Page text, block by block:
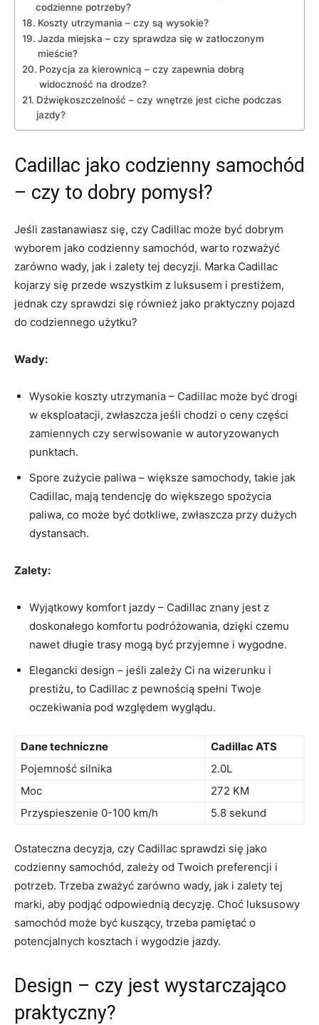
codzienne potrzeby?
Koszty utrzymania – czy ‍są wysokie?
Jazda⁣ miejska – czy sprawdza się w zatłoczonym
mieście?
Pozycja za kierownicą – czy zapewnia dobrą
widoczność na drodze?
Dźwiękoszczelność – czy wnętrze jest ciche podczas
jazdy?
Cadillac jako ⁣codzienny samochód
– czy to dobry pomysł?
Jeśli zastanawiasz⁣ się, czy Cadillac może być dobrym
⁤wyborem jako codzienny samochód, warto rozważyć
zarówno wady, jak i zalety tej decyzji. ⁤Marka Cadillac
kojarzy się przede wszystkim⁢ z luksusem ​i prestiżem,
jednak⁤ czy sprawdzi się również jako ‌praktyczny​ pojazd
do codziennego użytku?
Wady:
Wysokie koszty ⁤utrzymania – Cadillac może być drogi
w ​eksploatacji, zwłaszcza jeśli chodzi o​ ceny części
zamiennych czy serwisowanie w autoryzowanych
punktach.
Spore zużycie paliwa – większe samochody, takie jak‌
Cadillac, mają tendencję do większego spożycia
paliwa,⁣ co może być dotkliwe, zwłaszcza przy dużych
dystansach.
Zalety:
Wyjątkowy komfort jazdy – Cadillac ⁣znany jest z
‌doskonałego komfortu podróżowania,​ dzięki czemu
nawet długie trasy mogą być przyjemne i wygodne.
Elegancki design – jeśli zależy Ci⁣ na wizerunku i
prestiżu, to Cadillac z pewnością spełni Twoje
oczekiwania pod względem wyglądu.
Dane techniczne
Cadillac ATS
Pojemność silnika
2.0L
Moc
272 KM
Przyspieszenie 0-100 km/h
5.8 sekund
Ostateczna decyzja, czy Cadillac sprawdzi się jako
codzienny⁢ samochód, zależy od⁣ Twoich preferencji i
potrzeb.⁢ Trzeba zważyć zarówno wady, jak i zalety tej
marki, aby podjąć odpowiednią decyzję. Choć luksusowy
samochód może być kuszący, trzeba pamiętać o
potencjalnych kosztach i wygodzie jazdy.
Design – czy ⁢jest wystarczająco
praktyczny?